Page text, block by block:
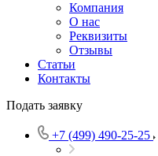
Компания
О нас
Реквизиты
Отзывы
Статьи
Контакты
Подать заявку
+7 (499) 490-25-25